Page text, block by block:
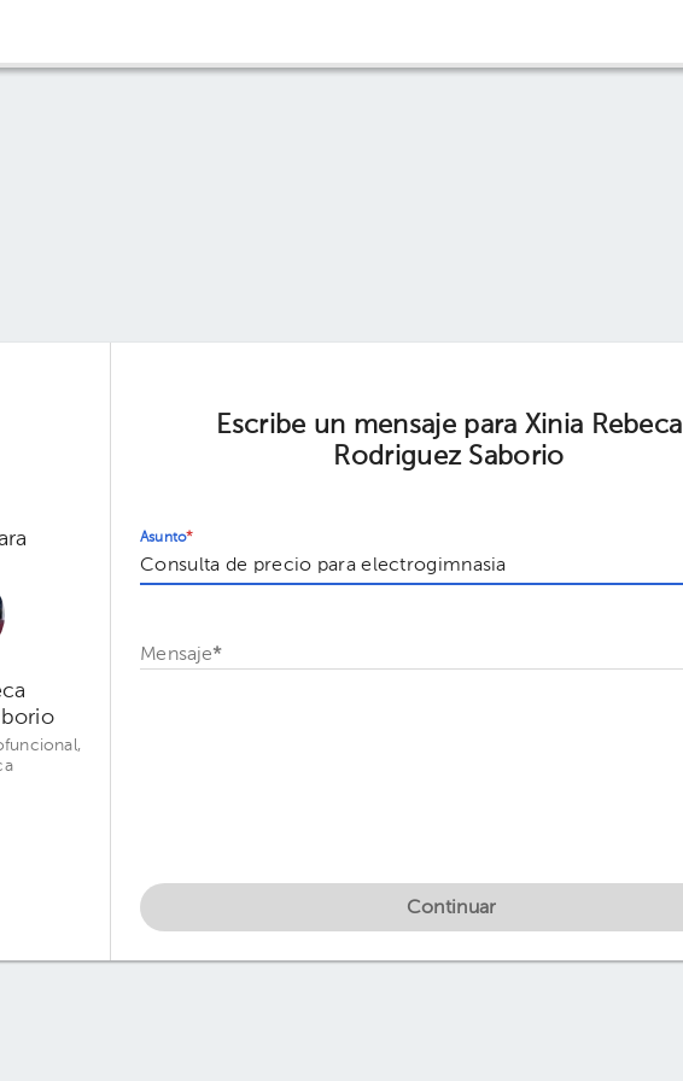
Escribe un mensaje para Xinia Rebeca
Rodriguez Saborio
Asunto*
Mensaje*
Continuar